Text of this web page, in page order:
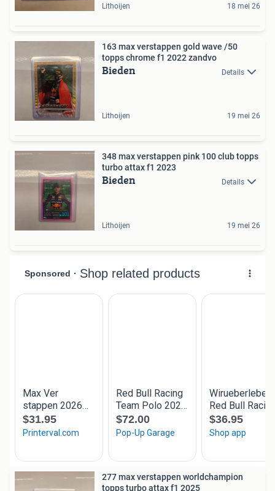
Lithoijen 18 mei 26
163 max verstappen gold wave /50
topps chrome f1 2022 zandvo
Bieden Details
Lithoijen 19 mei 26
348 max verstappen pink 100 club topps
turbo attax f1 2023
Bieden Details
Lithoijen 19 mei 26
277 max verstappen worldchampion
topps turbo attax f1 2025